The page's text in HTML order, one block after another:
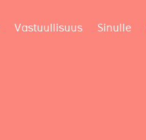
Vastuullisuus Sinulle